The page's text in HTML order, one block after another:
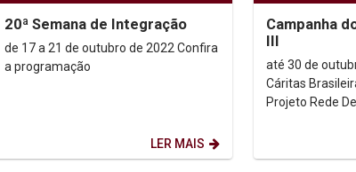
20ª Semana de Integração
de 17 a 21 de outubro de 2022 Confira
a programação
LER MAIS
Campanha
até 30 de outubro Pelo terceiro
Cáritas
Projeto Rede